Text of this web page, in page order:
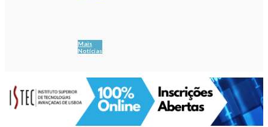
Mais
Notícias